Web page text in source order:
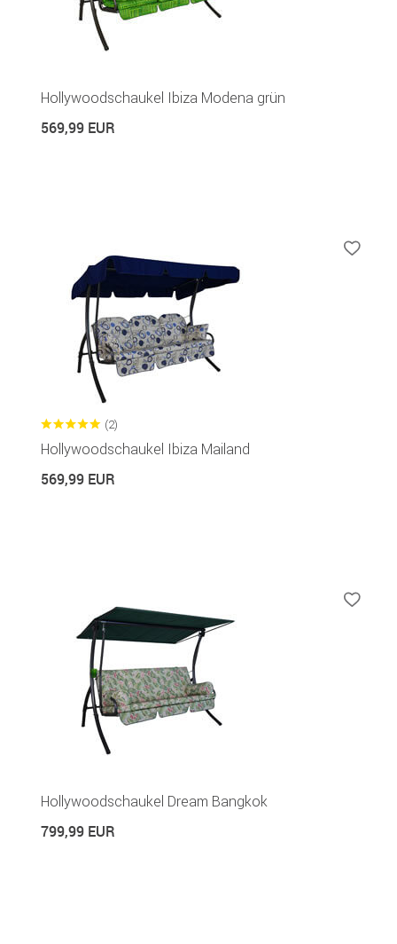
Hollywoodschaukel Ibiza Modena grün
569,99 EUR
(2)
Hollywoodschaukel Ibiza Mailand
569,99 EUR
Hollywoodschaukel Dream Bangkok
799,99 EUR